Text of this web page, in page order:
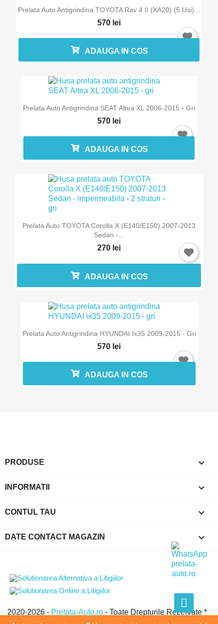
Prelata Auto Antigrindina TOYOTA Rav 4 II (XA20) (5 Usi)...
570 lei
ADAUGA IN COS
Prelata Auto Antigrindina SEAT Altea XL 2006-2015 - Gri
570 lei
ADAUGA IN COS
Prelata Auto TOYOTA Corolla X (E140/E150) 2007-2013
Sedan -...
270 lei
ADAUGA IN COS
Prelata Auto Antigrindina HYUNDAI Ix35 2009-2015 - Gri
570 lei
ADAUGA IN COS
PRODUSE 
INFORMATII 
CONTUL TAU 
DATE CONTACT MAGAZIN keyboard_arrow_down
2020-2026 - Prelata-Auto.ro - Toate Drepturile Rezervate *
GLOBAL EVOLUTION GROUP SRL * CUI:21438950 *